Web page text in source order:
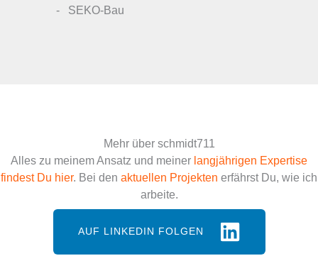
SEKO-Bau
Mehr über schmidt711
Alles zu meinem Ansatz und meiner langjährigen Expertise
findest Du hier. Bei den aktuellen Projekten erfährst Du, wie ich
arbeite.
AUF LINKEDIN FOLGEN